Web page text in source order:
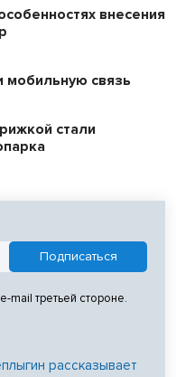
внесения
мобильную связь
стали
mail третьей стороне.
рассказывает